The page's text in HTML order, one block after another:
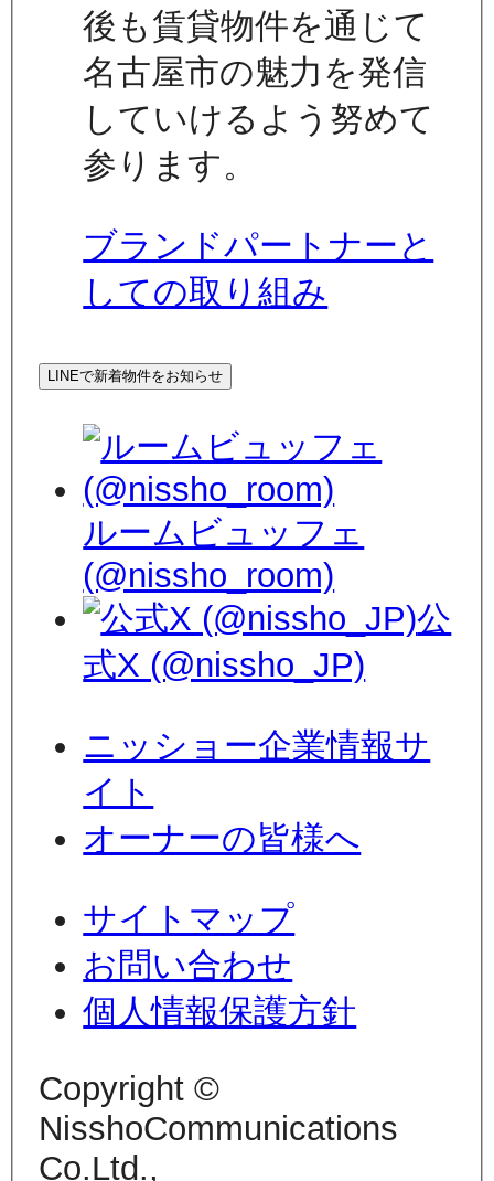
後も賃貸物件を通じて
名古屋市の魅力を発信
していけるよう努めて
参ります。
ブランドパートナーと
しての取り組み
LINEで新着物件をお知らせ
ルームビュッフェ
(@nissho_room)
公
式X (@nissho_JP)
ニッショー企業情報サ
イト
オーナーの皆様へ
サイトマップ
お問い合わせ
個人情報保護方針
Copyright ©
NisshoCommunications
Co.Ltd.,